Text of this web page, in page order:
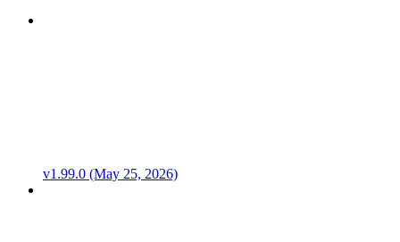
v1.99.0 (May 25, 2026)